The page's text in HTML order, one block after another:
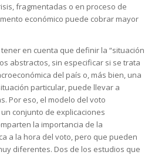
fragmentadas o en proceso de
económico puede cobrar mayor
en cuenta que definir la “situación
abstractos, sin especificar si se trata
del país o, más bien, una
particular, puede llevar a
Por eso, el modelo del voto
conjunto de explicaciones
la importancia de la
a la hora del voto, pero que pueden
diferentes. Dos de los estudios que